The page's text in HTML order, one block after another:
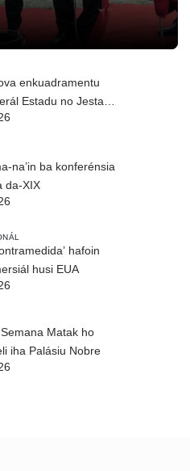
enkuadramentu
Estadu no Jestaun
na’in ba konferénsia
da-XIX
hafoin
husi EUA
Matak ho
iha Palásiu Nobre